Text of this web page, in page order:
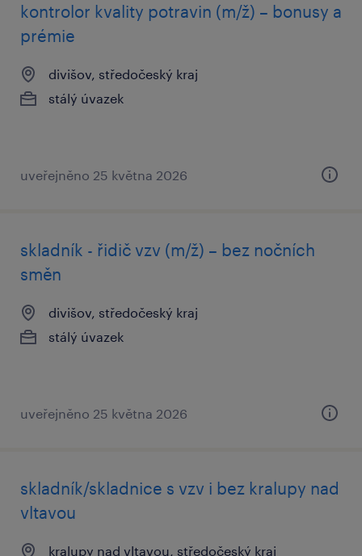
kontrolor kvality potravin (m/ž) – bonusy a
prémie
divišov, středočeský kraj
stálý úvazek
uveřejněno 25 května 2026
skladník - řidič vzv (m/ž) – bez nočních
směn
divišov, středočeský kraj
stálý úvazek
uveřejněno 25 května 2026
skladník/skladnice s vzv i bez kralupy nad
vltavou
kralupy nad vltavou, středočeský kraj